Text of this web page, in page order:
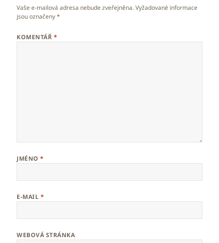
Vaše e-mailová adresa nebude zveřejněna. Vyžadované informace
jsou označeny*
KOMENTÁŘ *
JMÉNO*
E-MAIL *
WEBOVÁ STRÁNKA